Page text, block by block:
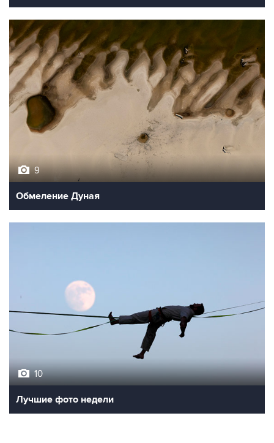
9
Обмеление Дуная
10
Лучшие фото недели